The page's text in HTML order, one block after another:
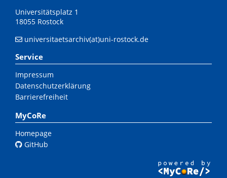
Universitätsplatz 1
18055 Rostock
universitaetsarchiv(at)uni-rostock.de
Service
Impressum
Datenschutzerklärung
Barrierefreiheit
MyCoRe
Homepage
GitHub